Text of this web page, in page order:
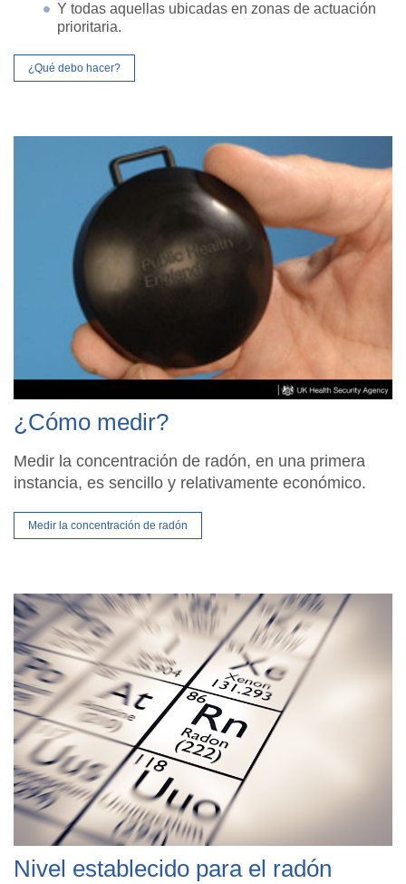
Y todas aquellas ubicadas en zonas de actuación
prioritaria.
¿Qué debo hacer?
¿Cómo medir?
Medir la concentración de radón, en una primera
instancia, es sencillo y relativamente económico.
Medir la concentración de radón
Nivel establecido para el radón